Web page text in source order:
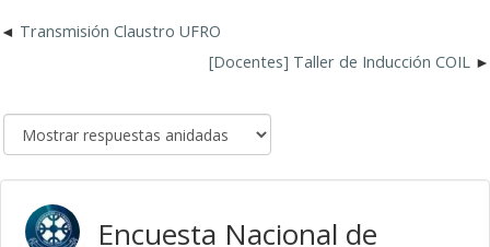
Transmisión Claustro UFRO
[Docentes] Taller de Inducción COIL
Encuesta Nacional de